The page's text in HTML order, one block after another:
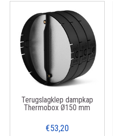
Terugslagklep dampkap
Thermobox Ø150 mm
€53,20